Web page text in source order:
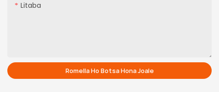
Litaba
Romella Ho Botsa Hona Joale